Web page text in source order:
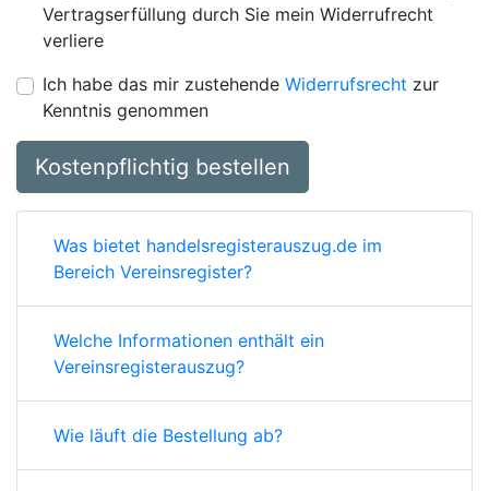
Vertragserfüllung durch Sie mein Widerrufrecht
verliere
Ich habe das mir zustehende Widerrufsrecht zur
Kenntnis genommen
Kostenpflichtig bestellen
Was bietet handelsregisterauszug.de im
Bereich Vereinsregister?
Welche Informationen enthält ein
Vereinsregisterauszug?
Wie läuft die Bestellung ab?